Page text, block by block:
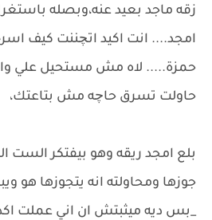
زقه ماجد بعيد عنه،وبصله
امجد.... انت اكيد اتچننت كيف
حمزة..... لاه مش مستحيل علي
حاولت تسرق حاچه مش بتاعتك،
بلع امجد ريقه وهو بيفتكر الست
جوزها ومحاولته انه يتجوزها هو
_بس ديه ميثبتش ان اني عملت